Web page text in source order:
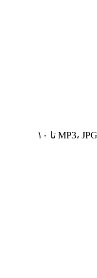
فرمت‌های MP3، JPG، PNG، WEBP، MP4، MKV تا ۱۰